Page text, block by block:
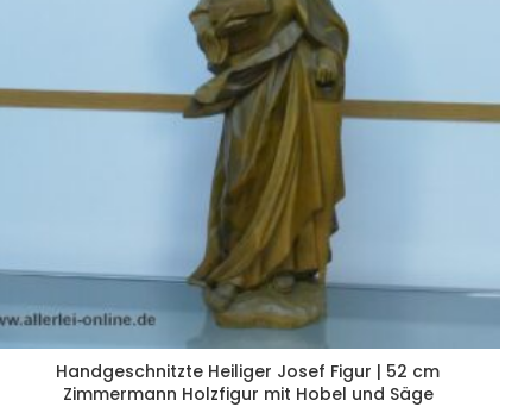
Handgeschnitzte Heiliger Josef Figur | 52 cm
Zimmermann Holzfigur mit Hobel und Säge